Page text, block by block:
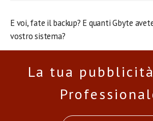
E voi, fate il backup? E quanti Gbyte
vostro sistema?
La tua